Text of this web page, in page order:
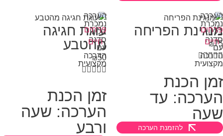
הפריחה
₪

הכנת
עד
להזמנת הערכה
הערכה
נמכרת
בליווי
סדנה
עם
הדרכה
מקצועית
פרחים
חיים
עוגת חגיגה
מהטבע
₪50
  
זמן הכנת
הערכה: שעה
ורבע